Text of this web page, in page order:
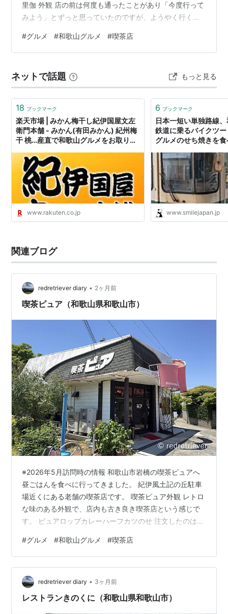
里伽 外観 店の前は何度も通ったことがあり「今度行って
みよう」とずっと思っていたのですが、ようやく行くこ
ンボエビフライ（ご飯付き）。 店の外に「ジャンボエビ
フライ」の幟、店内の壁にもメニューが貼りだされてい
イ 大きなエビフライは身がしっかりとしており、薄めの
衣とタルタルソースが美味しかったです。 レトロな昔な
がらの喫茶店は現金払…
#グルメ #和歌山グルメ #喫茶店
ネットで話題 もっと見る
18 ブックマーク
楽天市場 | みかん梅干し紀伊国屋文左
衛門本舗 - みかん(有田みかん) 紀州梅
干 桃…産直で和歌山グルメをお取り寄
www.rakuten.co.jp
6 ブックマーク
日本一短い単独路線
鉄道に乗るバイクツ
グルメのせち焼きを
www.smilejapan.jp
関連ブログ
redretriever diary • 2ヶ月前
喫茶ピュア（和歌山県和歌山市）
※2026年5月訪問時の情報 和歌山市岩橋の喫茶ピュアへ
昼ごはんを食べに行ってきました。 紀伊風土記の丘駐車
場近くにある老舗の喫茶店です。 喫茶ピュア外観 レトロ
な味のある外観で、店内も古き良き喫茶店という感じで
す。 ピュアロップカレーハーフカツのせ 注文したのは名
イカレーを卵で包んだオムライスの上にハーフサイズの
カツ、ソースにさらっとしたカレーをかけた料理です。
マイルドなカレーの後にドライカレーの風味がとても美
味しい一品でした。 キャベツの千切りもたっぷり、デザ
ートにパイナップルもついてきます。 お昼時ということ
#グルメ #和歌山グルメ #喫茶店
redretriever diary • 3ヶ月前
レストランきのくに（和歌山県和歌山市）